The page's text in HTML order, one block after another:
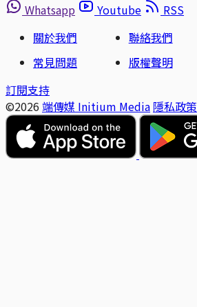
Whatsapp
Youtube
RSS
關於我們
聯絡我們
常見問題
版權聲明
訂閱支持
©2026 端傳媒 Initium Media 隱私政策